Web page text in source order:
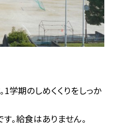
学期のしめくくりをしっか
。給食はありません。